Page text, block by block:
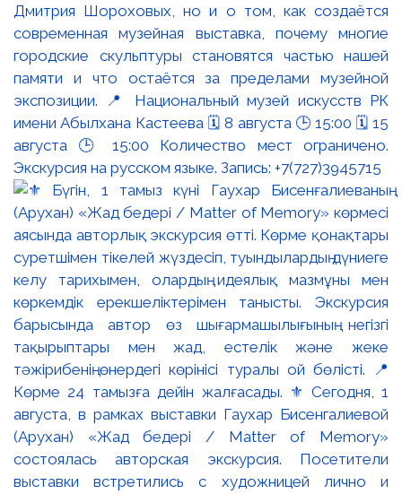
Дмитрия Шороховых, но и о том, как создаётся
современная музейная выставка, почему многие
городские скульптуры становятся частью нашей
памяти и что остаётся за пределами музейной
экспозиции. 📍 Национальный музей искусств РК
имени Абылхана Кастеева 🗓 8 августа 🕒 15:00 🗓 15
августа 🕒 15:00 Количество мест ограничено.
Экскурсия на русском языке. Запись: +7(727)3945715